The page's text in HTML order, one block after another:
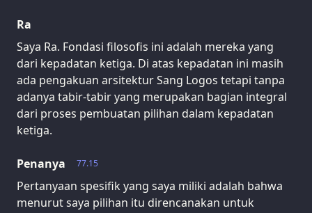
Ra
Saya Ra. Fondasi filosofis ini adalah mereka yang
dari kepadatan ketiga. Di atas kepadatan ini masih
ada pengakuan arsitektur Sang Logos tetapi tanpa
adanya tabir-tabir yang merupakan bagian integral
dari proses pembuatan pilihan dalam kepadatan
ketiga.
77.15
Penanya
Pertanyaan spesifik yang saya miliki adalah bahwa
menurut saya pilihan itu direncanakan untuk